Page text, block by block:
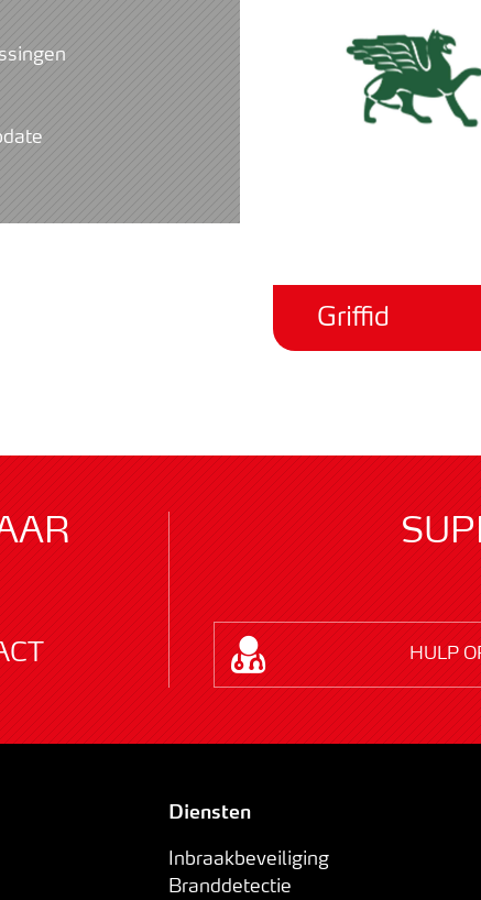
Griffid
HULP
Diensten
Inbraakbeveiliging
Branddetectie